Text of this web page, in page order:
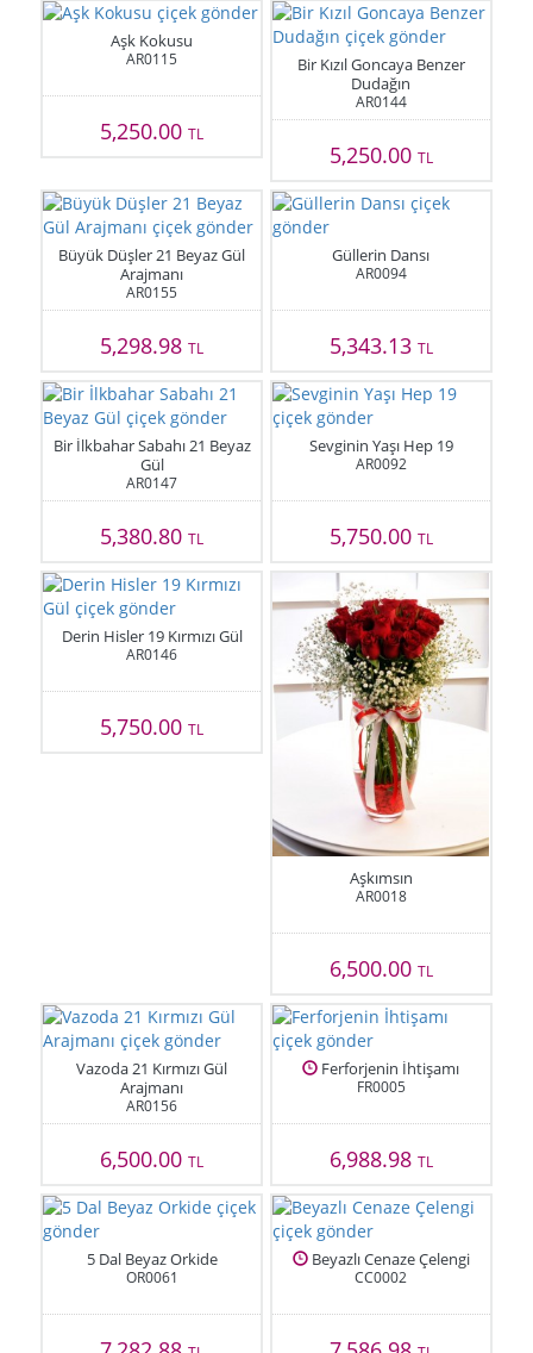
Aşk Kokusu
AR0115
5,250.00TL
Bir Kızıl Goncaya Benzer
Dudağın
AR0144
5,250.00 TL
Büyük Düşler 21 Beyaz Gül
Arajmanı
AR0155
5,298.98TL
Güllerin Dansı
AR0094
5,343.13 TL
Bir İlkbahar Sabahı 21 Beyaz
Gül
AR0147
5,380.80TL
Sevginin Yaşı Hep 19
AR0092
5,750.00 TL
Derin Hisler 19 Kırmızı Gül
AR0146
5,750.00TL
Aşkımsın
AR0018
6,500.00 TL
Vazoda 21 Kırmızı Gül
Arajmanı
AR0156
6,500.00TL
Ferforjenin İhtişamı
FR0005
6,988.98 TL
5 Dal Beyaz Orkide
OR0061
Beyazlı Cenaze Çelengi
CC0002